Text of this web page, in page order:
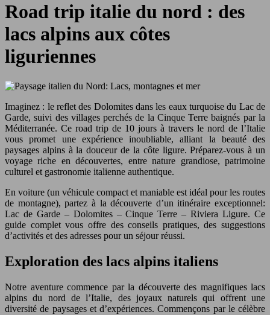
Road trip italie du nord : des
lacs alpins aux côtes
liguriennes
Imaginez : le reflet des Dolomites dans les eaux turquoise du Lac de
Garde, suivi des villages perchés de la Cinque Terre baignés par la
Méditerranée. Ce road trip de 10 jours à travers le nord de l’Italie
vous promet une expérience inoubliable, alliant la beauté des
paysages alpins à la douceur de la côte ligure. Préparez-vous à un
voyage riche en découvertes, entre nature grandiose, patrimoine
culturel et gastronomie italienne authentique.
En voiture (un véhicule compact et maniable est idéal pour les routes
de montagne), partez à la découverte d’un itinéraire exceptionnel:
Lac de Garde – Dolomites – Cinque Terre – Riviera Ligure. Ce
guide complet vous offre des conseils pratiques, des suggestions
d’activités et des adresses pour un séjour réussi.
Exploration des lacs alpins italiens
Notre aventure commence par la découverte des magnifiques lacs
alpins du nord de l’Italie, des joyaux naturels qui offrent une
diversité de paysages et d’expériences. Commençons par le célèbre